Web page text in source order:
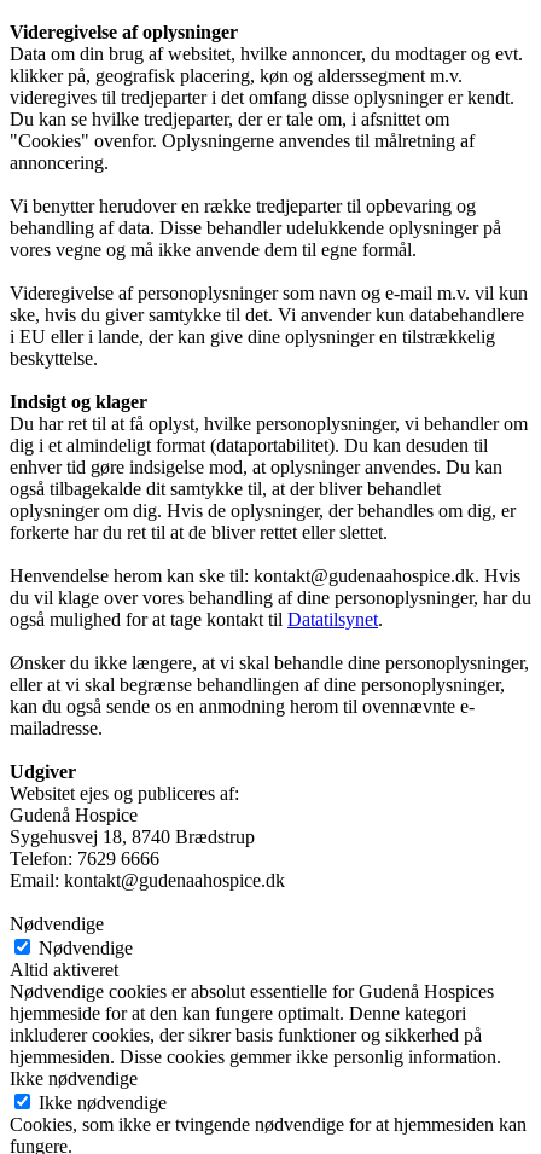
Videregivelse af oplysninger
Data om din brug af websitet, hvilke annoncer, du modtager og evt.
klikker på, geografisk placering, køn og alderssegment m.v.
videregives til tredjeparter i det omfang disse oplysninger er kendt.
Du kan se hvilke tredjeparter, der er tale om, i afsnittet om
"Cookies" ovenfor. Oplysningerne anvendes til målretning af
annoncering.
Vi benytter herudover en række tredjeparter til opbevaring og
behandling af data. Disse behandler udelukkende oplysninger på
vores vegne og må ikke anvende dem til egne formål.
Videregivelse af personoplysninger som navn og e-mail m.v. vil kun
ske, hvis du giver samtykke til det. Vi anvender kun databehandlere
i EU eller i lande, der kan give dine oplysninger en tilstrækkelig
beskyttelse.
Indsigt og klager
Du har ret til at få oplyst, hvilke personoplysninger, vi behandler om
dig i et almindeligt format (dataportabilitet). Du kan desuden til
enhver tid gøre indsigelse mod, at oplysninger anvendes. Du kan
også tilbagekalde dit samtykke til, at der bliver behandlet
oplysninger om dig. Hvis de oplysninger, der behandles om dig, er
forkerte har du ret til at de bliver rettet eller slettet.
Henvendelse herom kan ske til: kontakt@gudenaahospice.dk. Hvis
du vil klage over vores behandling af dine personoplysninger, har du
også mulighed for at tage kontakt til Datatilsynet.
Ønsker du ikke længere, at vi skal behandle dine personoplysninger,
eller at vi skal begrænse behandlingen af dine personoplysninger,
kan du også sende os en anmodning herom til ovennævnte e-
mailadresse.
Udgiver
Websitet ejes og publiceres af:
Gudenå Hospice
Sygehusvej 18, 8740 Brædstrup
Telefon: 7629 6666
Email: kontakt@gudenaahospice.dk
Nødvendige
Nødvendige
Altid aktiveret
Nødvendige cookies er absolut essentielle for Gudenå Hospices
hjemmeside for at den kan fungere optimalt. Denne kategori
inkluderer cookies, der sikrer basis funktioner og sikkerhed på
hjemmesiden. Disse cookies gemmer ikke personlig information.
Ikke nødvendige
Ikke nødvendige
Cookies, som ikke er tvingende nødvendige for at hjemmesiden kan
fungere.